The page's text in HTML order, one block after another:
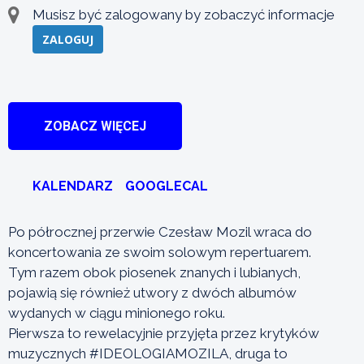
Musisz być zalogowany by zobaczyć informacje
ZALOGUJ
ZOBACZ WIĘCEJ
KALENDARZ GOOGLECAL
Po półrocznej przerwie Czesław Mozil wraca do
koncertowania ze swoim solowym repertuarem.
Tym razem obok piosenek znanych i lubianych,
pojawią się również utwory z dwóch albumów
wydanych w ciągu minionego roku.
Pierwsza to rewelacyjnie przyjęta przez krytyków
muzycznych #IDEOLOGIAMOZILA, druga to